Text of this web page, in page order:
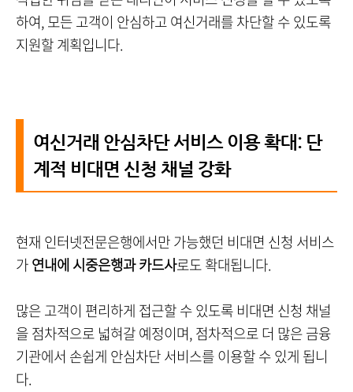
하여, 모든 고객이 안심하고 여신거래를 차단할 수 있도록
지원할 계획입니다.
여신거래 안심차단 서비스 이용 확대: 단
계적 비대면 신청 채널 강화
현재 인터넷전문은행에서만 가능했던 비대면 신청 서비스
가연내에 시중은행과 카드사로도 확대됩니다.
많은 고객이 편리하게 접근할 수 있도록 비대면 신청 채널
을 점차적으로 넓혀갈 예정이며, 점차적으로 더 많은 금융
기관에서 손쉽게 안심차단 서비스를 이용할 수 있게 됩니
다.